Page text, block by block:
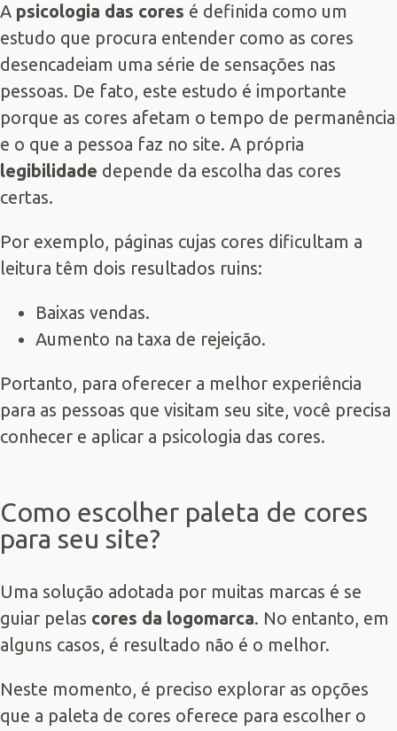
A psicologia das cores é definida como um
estudo que procura entender como as cores
desencadeiam uma série de sensações nas
pessoas. De fato, este estudo é importante
porque as cores afetam o tempo de permanência
e o que a pessoa faz no site. A própria
legibilidade depende da escolha das cores
certas.
Por exemplo, páginas cujas cores dificultam a
leitura têm dois resultados ruins:
Baixas vendas.
Aumento na taxa de rejeição.
Portanto, para oferecer a melhor experiência
para as pessoas que visitam seu site, você precisa
conhecer e aplicar a psicologia das cores.
Como escolher paleta de cores
para seu site?
Uma solução adotada por muitas marcas é se
guiar pelas cores da logomarca. No entanto, em
alguns casos, é resultado não é o melhor.
Neste momento, é preciso explorar as opções
que a paleta de cores oferece para escolher o